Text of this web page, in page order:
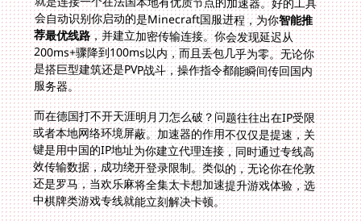
会自动识别你启动的是Minecraft国服进程，为你智能推
荐最优线路，并建立加密传输连接。你会发现延迟从
200ms+骤降到100ms以内，而且丢包几乎为零。无论你
是搭巨型建筑还是PVP战斗，操作指令都能瞬间传回国内
服务器。
而在德国打不开天涯明月刀怎么破？问题往往出在IP受限
或者本地网络环境屏蔽。加速器的作用不仅仅是提速，关
键是用中国的IP地址为你建立代理连接，同时通过专线高
效传输数据，成功绕开登录限制。类似的，无论你在伦敦
还是罗马，当欢乐麻将全集太卡想加速提升游戏体验，选
中棋牌类游戏专线就能立刻解决卡顿。